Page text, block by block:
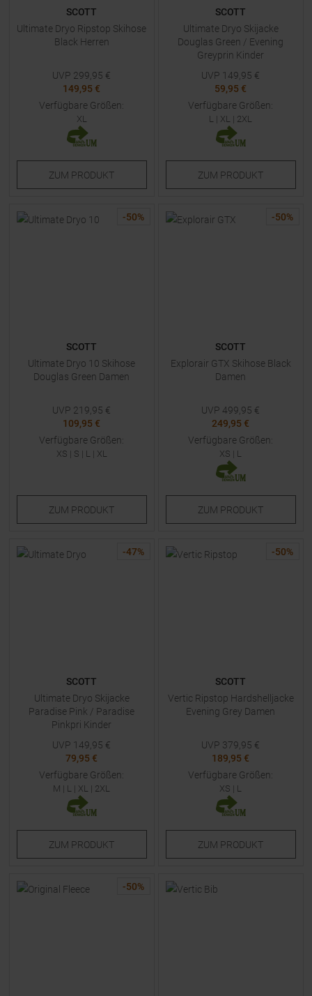
SCOTT
Ultimate Dryo Ripstop Skihose
Black Herren
UVP 299,95 €
149,95 €
Verfügbare Größen:
XL
ZUM PRODUKT
SCOTT
Ultimate Dryo Skijacke
Douglas Green / Evening
Greyprin Kinder
UVP 149,95 €
59,95 €
Verfügbare Größen:
L | XL | 2XL
ZUM PRODUKT
-50%
SCOTT
Ultimate Dryo 10 Skihose
Douglas Green Damen
UVP 219,95 €
109,95 €
Verfügbare Größen:
XS | S | L | XL
ZUM PRODUKT
-50%
SCOTT
Explorair GTX Skihose Black
Damen
UVP 499,95 €
249,95 €
Verfügbare Größen:
XS | L
ZUM PRODUKT
-47%
SCOTT
Ultimate Dryo Skijacke
Paradise Pink / Paradise
Pinkpri Kinder
UVP 149,95 €
79,95 €
Verfügbare Größen:
M | L | XL | 2XL
ZUM PRODUKT
-50%
SCOTT
Vertic Ripstop Hardshelljacke
Evening Grey Damen
UVP 379,95 €
189,95 €
Verfügbare Größen:
XS | L
ZUM PRODUKT
-50%